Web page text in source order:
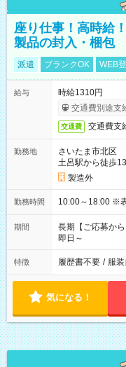
座り仕事！高時給
製品の封入・梱包
派遣 ブランクOK WEB
給与
時給1310円
交通費別途支
交通費 交通費支
勤務地
さいたま市北区
土呂駅から徒歩
製造外
勤務時間
期間
長期【ご応募か
即日～
特徴 履歴書不要 / 服
気になる！